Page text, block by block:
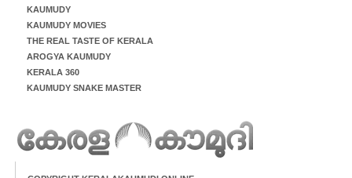
KAUMUDY
KAUMUDY MOVIES
THE REAL TASTE OF KERALA
AROGYA KAUMUDY
KERALA 360
KAUMUDY SNAKE MASTER